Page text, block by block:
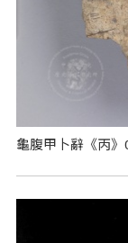
龜腹甲卜辭《丙